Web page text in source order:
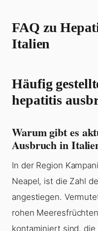
FAQ zu
Italien
Häufig
hepatitis
Warum gibt es
Ausbruch in
In der Region
Neapel, ist die Zahl
angestiegen.
rohen
kontaminiert sind,